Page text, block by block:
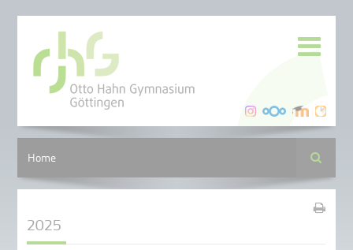
Home Suche
2025